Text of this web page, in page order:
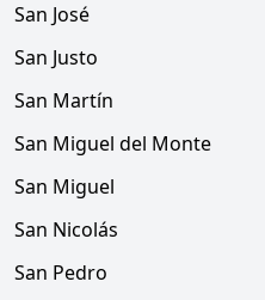
San José
San Justo
San Martín
San Miguel del Monte
San Miguel
San Nicolás
San Pedro